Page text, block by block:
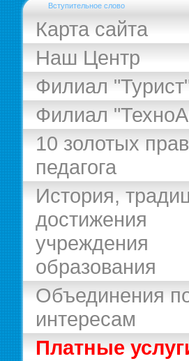
Вступительное слово
Карта сайта
Наш Центр
Филиал
Филиал
10 золотых
педагога
История,
достижения
учреждения
образования
Объединения
интересам
Платные